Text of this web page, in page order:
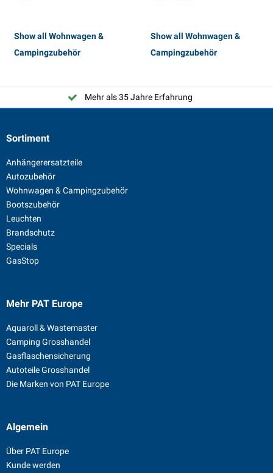
Show all Wohnwagen &
Campingzubehör
Show all Wohnwagen &
Campingzubehör
Mehr als 35 Jahre Erfahrung
Sortiment
Anhängerersatzteile
Autozubehör
Wohnwagen & Campingzubehör
Bootszubehör
Leuchten
Brandschutz
Specials
GasStop
Mehr PAT Europe
Aquaroll & Wastemaster
Camping Grosshandel
Gasflaschensicherung
Autoteile Grosshandel
Die Marken von PAT Europe
Algemein
Über PAT Europe
Kunde werden